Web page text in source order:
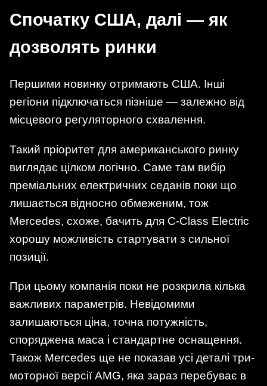
Спочатку США, далі — як
дозволять ринки
Першими новинку отримають США. Інші
регіони підключаться пізніше — залежно від
місцевого регуляторного схвалення.
Такий пріоритет для американського ринку
виглядає цілком логічно. Саме там вибір
преміальних електричних седанів поки що
лишається відносно обмеженим, тож
Mercedes, схоже, бачить для C-Class Electric
хорошу можливість стартувати з сильної
позиції.
При цьому компанія поки не розкрила кілька
важливих параметрів. Невідомими
залишаються ціна, точна потужність,
споряджена маса і стандартне оснащення.
Також Mercedes ще не показав усі деталі три-
моторної версії AMG, яка зараз перебуває в